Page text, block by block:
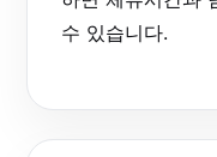
수 있습니다.